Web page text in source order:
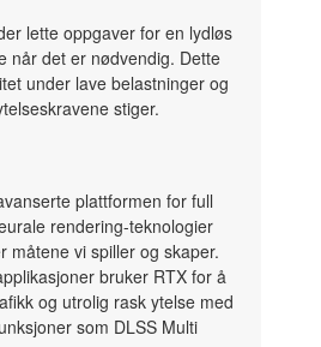
lette oppgaver for en lydløs
når det er nødvendig. Dette
under lave belastninger og
stiger.
plattformen for full
rendering-teknologier
måtene vi spiller og skaper.
bruker RTX for å
og utrolig rask ytelse med
som DLSS Multi